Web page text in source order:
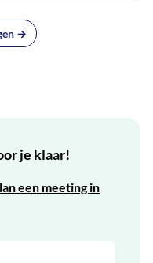
→
je klaar!
een meeting in